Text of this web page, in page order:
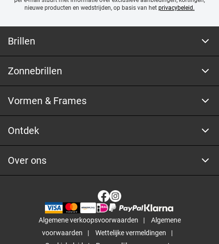
nieuwe producten en wedstrijden, op basis van het privacybeleid.
Brillen
Zonnebrillen
Vormen & Frames
Ontdek
Over ons
Algemene verkoopsvoorwaarden
Algemene
voorwaarden
Wettelijke vermeldingen